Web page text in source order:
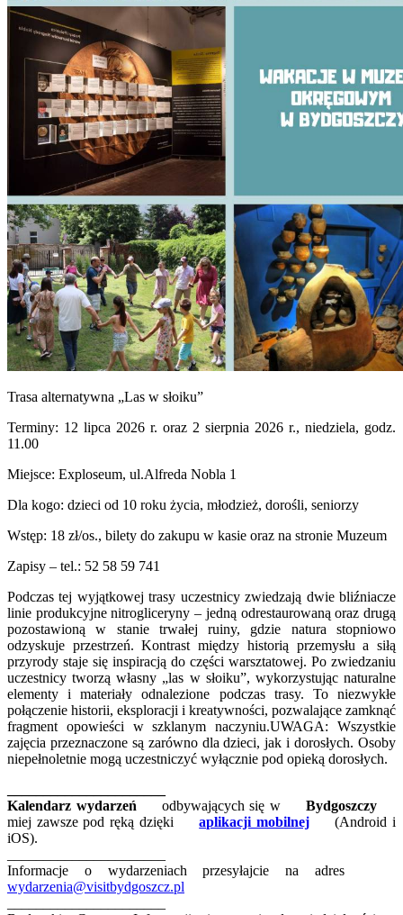
Trasa alternatywna „Las w słoiku”
Terminy: 12 lipca 2026 r. oraz 2 sierpnia 2026 r., niedziela, godz.
11.00
Miejsce: Exploseum, ul.Alfreda Nobla 1
Dla kogo: dzieci od 10 roku życia, młodzież, dorośli, seniorzy
Wstęp: 18 zł/os., bilety do zakupu w kasie oraz na stronie Muzeum
Zapisy – tel.: 52 58 59 741
Podczas tej wyjątkowej trasy uczestnicy zwiedzają dwie bliźniacze
linie produkcyjne nitrogliceryny – jedną odrestaurowaną oraz drugą
pozostawioną w stanie trwałej ruiny, gdzie natura stopniowo
odzyskuje przestrzeń. Kontrast między historią przemysłu a siłą
przyrody staje się inspiracją do części warsztatowej. Po zwiedzaniu
uczestnicy tworzą własny „las w słoiku”, wykorzystując naturalne
elementy i materiały odnalezione podczas trasy. To niezwykłe
połączenie historii, eksploracji i kreatywności, pozwalające zamknąć
fragment opowieści w szklanym naczyniu.UWAGA: Wszystkie
zajęcia przeznaczone są zarówno dla dzieci, jak i dorosłych. Osoby
niepełnoletnie mogą uczestniczyć wyłącznie pod opieką dorosłych.
Kalendarz wydarzeń odbywających się wBydgoszczy
miej zawsze pod ręką dziękiaplikacji mobilnej(Android i
iOS).
Informacje o wydarzeniach przesyłajcie na adres
wydarzenia@visitbydgoszcz.pl